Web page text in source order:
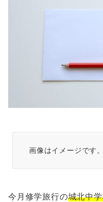
画像はイメージです。
今月修学旅行の城北中